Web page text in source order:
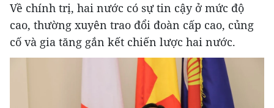
Về chính trị, hai nước có sự tin cậy ở mức độ
cao, thường xuyên trao đổi đoàn cấp cao, củng
cố và gia tăng gắn kết chiến lược hai nước.